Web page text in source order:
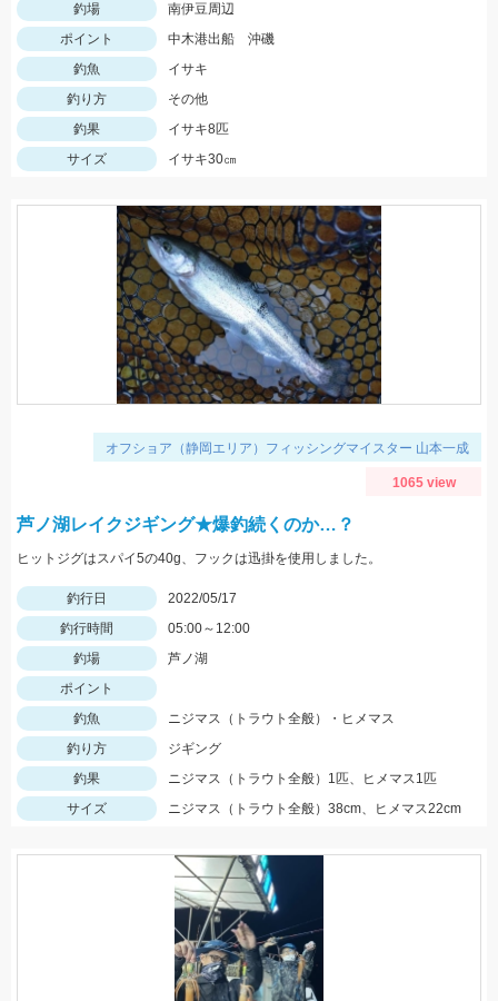
釣場
南伊豆周辺
ポイント
中木港出船 沖磯
釣魚
イサキ
釣り方
その他
釣果
イサキ8匹
サイズ
イサキ30㎝
オフショア（静岡エリア）フィッシングマイスター 山本一成
1065 view
芦ノ湖レイクジギング★爆釣続くのか…？
ヒットジグはスパイ5の40g、フックは迅掛を使用しました。
釣行日
2022/05/17
釣行時間
05:00～12:00
釣場
芦ノ湖
ポイント
釣魚
ニジマス（トラウト全般）・ヒメマス
釣り方
ジギング
釣果
ニジマス（トラウト全般）1匹、ヒメマス1匹
サイズ
ニジマス（トラウト全般）38cm、ヒメマス22cm